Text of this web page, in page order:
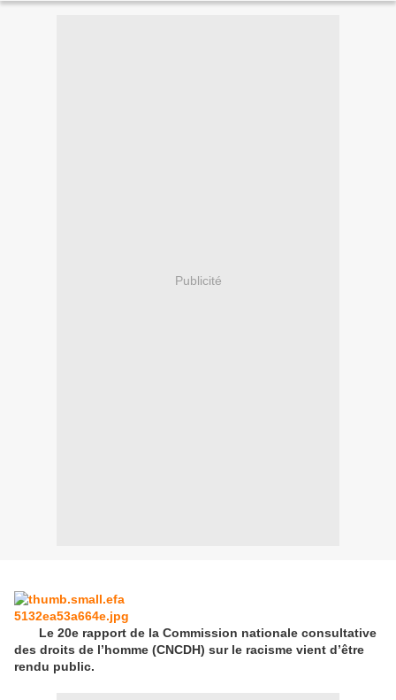
Publicité
Le 20e rapport de la Commission nationale consultative
des droits de l’homme (CNCDH) sur le racisme vient d’être
rendu public.